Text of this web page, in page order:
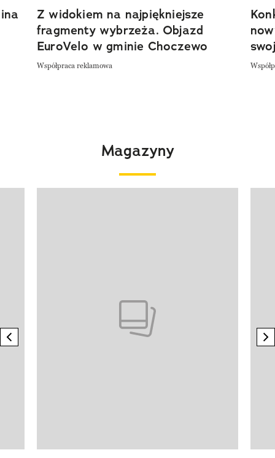
Z widokiem na najpiękniejsze
fragmenty wybrzeża. Objazd
EuroVelo w gminie Choczewo
Współpraca reklamowa
Magazyny
previous element